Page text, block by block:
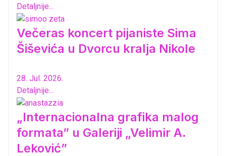
Detaljnije...
Večeras koncert pijaniste Sima
Šiševića u Dvorcu kralja Nikole
28. Jul. 2026.
Detaljnije...
„Internacionalna grafika malog
formata” u Galeriji „Velimir A.
Leković”